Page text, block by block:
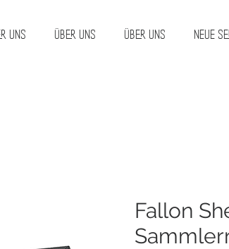
uns Über uns Über uns Neue
Fallon